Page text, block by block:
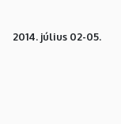
2014. július 02-05.